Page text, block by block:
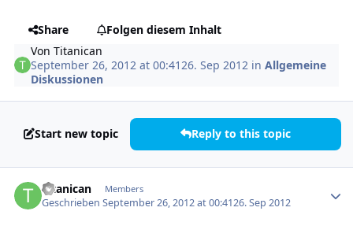
Share
Folgen diesem Inhalt
VonTitanican
September 26, 2012 at 00:41 26. Sep 2012 inAllgemeine
Diskussionen
Start new topic Reply to this topic
Titanican Members
GeschriebenSeptember 26, 2012 at 00:4126. Sep 2012